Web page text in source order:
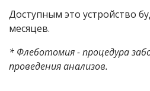
Доступным это устройство
месяцев.
* Флеботомия - процедура
проведения анализов.